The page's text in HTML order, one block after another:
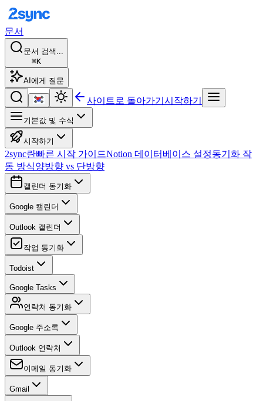
문서
문서 검색...
⌘K
AI에게 질문
사이트로 돌아가기 시작하기
기본값 및 수식
시작하기
2sync란빠른 시작 가이드Notion 데이터베이스 설정동기화 작
동 방식양방향 vs 단방향
캘린더 동기화
Google 캘린더
Outlook 캘린더
작업 동기화
Todoist
Google Tasks
연락처 동기화
Google 주소록
Outlook 연락처
이메일 동기화
Gmail